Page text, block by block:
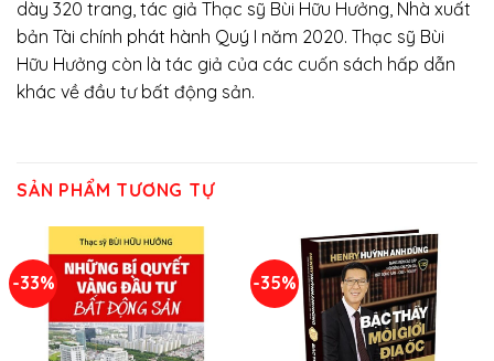
dày 320 trang, tác giả Thạc sỹ Bùi Hữu Hưởng, Nhà xuất
bản Tài chính phát hành Quý I năm 2020. Thạc sỹ Bùi
Hữu Hưởng còn là tác giả của các cuốn sách hấp dẫn
khác về đầu tư bất động sản.
SẢN PHẨM TƯƠNG TỰ
-33% -35%